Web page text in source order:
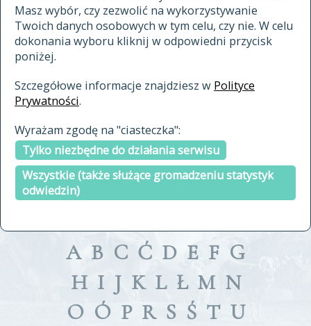
Masz wybór, czy zezwolić na wykorzystywanie
Twoich danych osobowych w tym celu, czy nie. W celu
dokonania wyboru kliknij w odpowiedni przycisk
poniżej.
Szczegółowe informacje znajdziesz w Polityce
Prywatności.
Wyrażam zgodę na "ciasteczka":
Tylko niezbędne do działania serwisu
Wszystkie (także służące gromadzeniu statystyk
odwiedzin)
kontakt
indeksie
a fronte
a tergo
A B C Ć D E F G
H I J K L Ł M N
O Ó P R S Ś T U